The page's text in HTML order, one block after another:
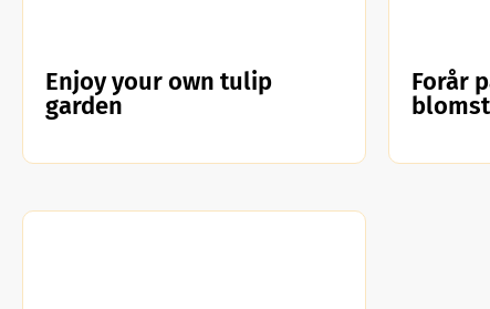
Enjoy your own tulip
garden
Forår